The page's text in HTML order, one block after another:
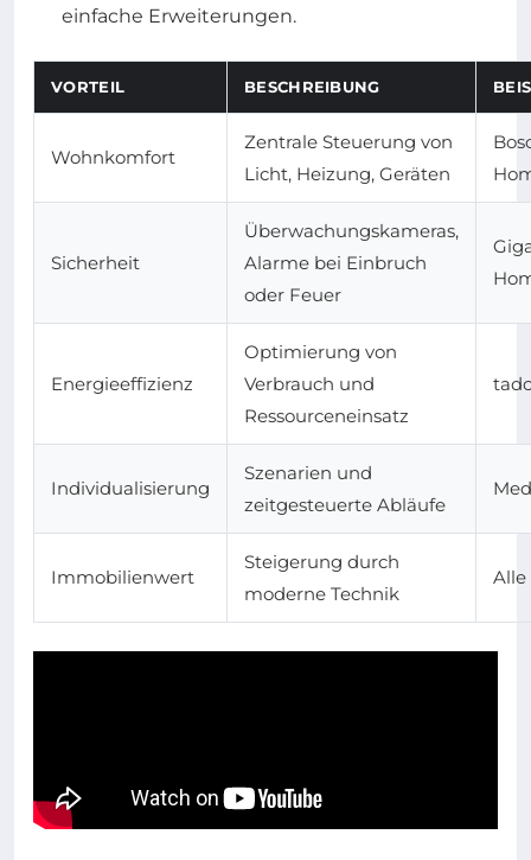
einfache Erweiterungen.
VORTEIL BESCHREIBUNG
Wohnkomfort
Zentrale Steuerung von
Licht, Heizung, Geräten
Sicherheit
Überwachungskameras,
Alarme bei Einbruch
oder Feuer
Energieeffizienz
Optimierung von
Verbrauch und
Ressourceneinsatz
Individualisierung
Szenarien und
zeitgesteuerte Abläufe
Immobilienwert
Steigerung durch
moderne Technik
Alle